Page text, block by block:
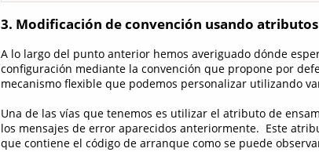
3. Modificación de convención usando atributos
A lo largo del punto anterior hemos averiguado dónde
configuración mediante la convención que propone por
mecanismo flexible que podemos personalizar utilizando
Una de las vías que tenemos es utilizar el atributo de
los mensajes de error aparecidos anteriormente. Este
que contiene el código de arranque como se puede